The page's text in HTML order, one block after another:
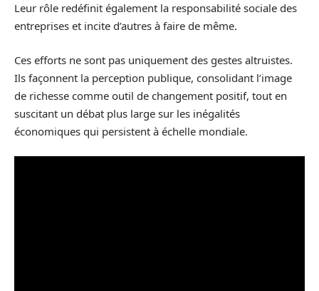
Leur rôle redéfinit également la responsabilité sociale des
entreprises et incite d’autres à faire de même.
Ces efforts ne sont pas uniquement des gestes altruistes.
Ils façonnent la perception publique, consolidant l’image
de richesse comme outil de changement positif, tout en
suscitant un débat plus large sur les inégalités
économiques qui persistent à échelle mondiale.